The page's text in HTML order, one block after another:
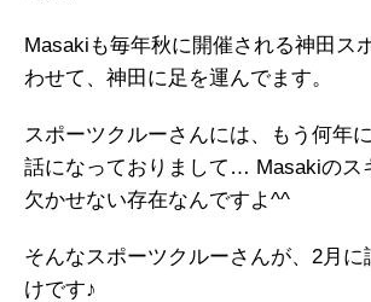
Masakiも毎年秋に開催される神田ス
わせて、神田に足を運んでます。
スポーツクルーさんには、もう何年
話になっておりまして… Masakiのス
欠かせない存在なんですよ^^
そんなスポーツクルーさんが、2月に
けです♪